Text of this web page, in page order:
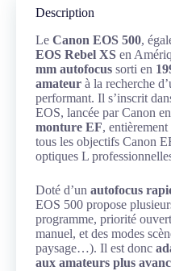
Description
Le Canon EOS 500,
EOS Rebel XS en
mm autofocus sorti en
amateur à la recherche
performant. Il s’inscrit
EOS, lancée par Canon
monture EF,
tous les objectifs Canon
optiques L
Doté d’un autofocus
EOS 500 propose
programme, priorité
manuel, et des modes
paysage…). Il est donc
aux amateurs plus